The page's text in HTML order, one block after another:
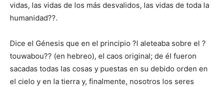
vidas, las vidas de los más desvalidos, las vidas de toda la
humanidad??.
Dice el Génesis que en el principio ?l aleteaba sobre el ?
touwabou?? (en hebreo), el caos original; de él fueron
sacadas todas las cosas y puestas en su debido orden en
el cielo y en la tierra y, finalmente, nosotros los seres